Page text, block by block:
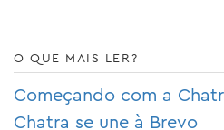
O QUE MAIS LER?
Começando com a
Chatra se une à Brevo